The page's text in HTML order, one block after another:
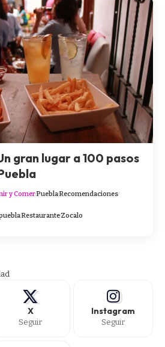
gran lugar a 100 pasos
y ComerPueblaRecomendaciones
RestauranteZocalo
X
Seguir
Instagram
Seguir